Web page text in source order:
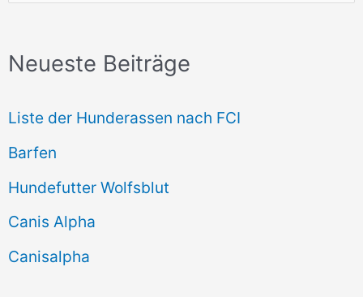
h
n
n
a
c
h
Neueste Beiträge
Liste der Hunderassen nach FCI
Barfen
Hundefutter Wolfsblut
Canis Alpha
Canisalpha